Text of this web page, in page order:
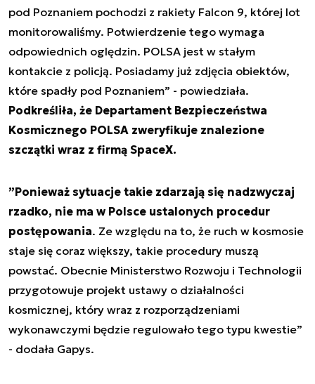
pod Poznaniem pochodzi z rakiety Falcon 9, której lot
monitorowaliśmy. Potwierdzenie tego wymaga
odpowiednich oględzin. POLSA jest w stałym
kontakcie z policją. Posiadamy już zdjęcia obiektów,
które spadły pod Poznaniem” - powiedziała.
Podkreśliła, że Departament Bezpieczeństwa
Kosmicznego POLSA zweryfikuje znalezione
szczątki wraz z firmą SpaceX.
”Ponieważ sytuacje takie zdarzają się nadzwyczaj
rzadko, nie ma w Polsce ustalonych procedur
postępowania. Ze względu na to, że ruch w kosmosie
staje się coraz większy, takie procedury muszą
powstać. Obecnie Ministerstwo Rozwoju i Technologii
przygotowuje projekt ustawy o działalności
kosmicznej, który wraz z rozporządzeniami
wykonawczymi będzie regulowało tego typu kwestie”
- dodała Gapys.